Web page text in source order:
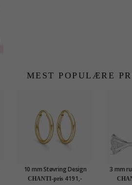
MEST POPULÆRE
10 mm Støvring Design
creol i 14 karat gull
CHANTI-pris 4191,-
3 mm
karat